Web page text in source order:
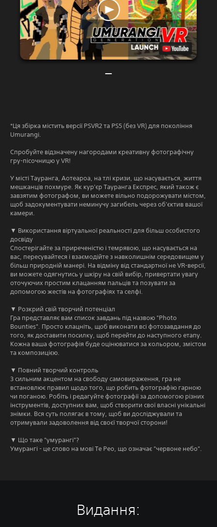
*Ця збірка містить версії PSVR2 та PS5 (без VR) для покоління
Umurangi.
Спробуйте відзначену нагородами креативну фотографічну
гру-пісочницю у VR!
У місті Тауранга, Аотеароа, на тлі кризи, що насувається, життя
мешканців похмуре. Як кур'єр Тауранга Експрес, який також є
завзятим фотографом, ви можете вільно подорожувати містом,
щоб задокументувати неминучу загибель через об'єктив вашої
камери.
▼ Використання віртуальної реальності для більш особистого
досвіду
Спостерігайте за приреченістю і темрявою, що насувається на
вас, пересувайтеся і взаємодійте з навколишнім середовищем у
більш природній манері. На відміну від стандартної не VR-версії,
ви можете одягнутись у шкіру на свій вибір, привертати увагу
оточуючих простим клацанням пальців та позувати за
допомогою жестів на фотографіях та селфі.
▼ Розкрий свій творчий потенціал
Гра представляє вам список завдань під назвою "Photo
Bounties". Просто клацніть, щоб виконати всі фотозавдання до
того, як доставити посилку, щоб перейти до наступного етапу.
Кожна ваша фотографія буде оцінюватися за кольором, змістом
та композицією.
▼ Повний творчий контроль
З сильним акцентом на свободу самовираження, гра не
встановлює правил щодо того, що робить фотографію гарною
чи поганою. Робіть і редагуйте фотографії за допомогою різних
інструментів, доступних вам, щоб створити свої власні унікальні
знімки. Вся суть полягає в тому, щоб ви досліджували та
отримували задоволення від своєї творчої сторони!
▼ Що таке "умурангі"?
Умурангі - це слово на мові Те Рео, що означає "червоне небо".
Видання: